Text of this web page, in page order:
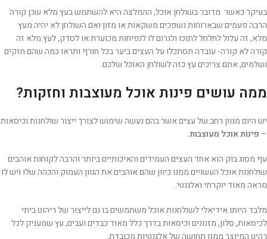
בעיקר כאשר מדובר בשולחן אוכל, ההמלצה היא להשתמש בעץ מלא שכן קורה
הרבה פעמים שבארוחות נשפכים משקאות או מזון ואם השולחן לא יהיה מעץ
מלא, זה עלול לחלחל לתוכו ולגרום לו לנפיחות מכוערת או לסדק, לעץ מלא זה
קורה לא קורה- עובדה תסתכלו על העצים ביער בכל חורף ותראו כמה שהם חזקים
ושלמים, אתם צריכים עץ כזה לשולחן האוכל שלכם.
ממה עושים פינות אוכל מעוצבות וחזקות?
יש היום מגוון רחב של עצים אשר בהם נעשה שימוש לצורך ייצור שולחנות וכיסאות
– פינות אוכל מעוצבות.
עף מסוג בוק הוא אחד העצים העמידים והאיכותיים ביותר והרבה לקוחות אוהבים
שולחנות אוכל העשויים ממנו כיוון שהם אוהבים את הגוון העמוק והכהה שלו ויש לו
מראה מאוד יוקרתי ואלגנטי.
מלבד היותו אידיאלי לשולחנות אוכל משתמשים בו גם לייצור של ריהוט ביתי
לכיסאות, סלון, מזנונים וכיסאות בדרך כלל מאוד כבדים ועבים, עץ שמעניק לכל
רהיט המיוצר ממנו תחושה של אלגנטיות מכובדת.